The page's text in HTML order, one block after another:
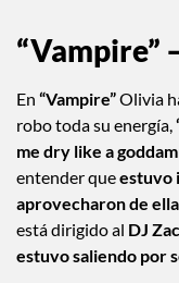
“Vampire”
En “Vampire”Olivia
robo toda su energía,
me dry like a
entender queestuvo
aprovecharon de ella
está dirigido al DJ
estuvo saliendo por